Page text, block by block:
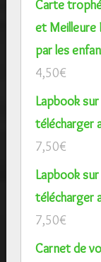
Carte
et Meilleure
par les
4,50€
Lapbook sur
télécharger
7,50€
Lapbook
télécharger
7,50€
Carnet de